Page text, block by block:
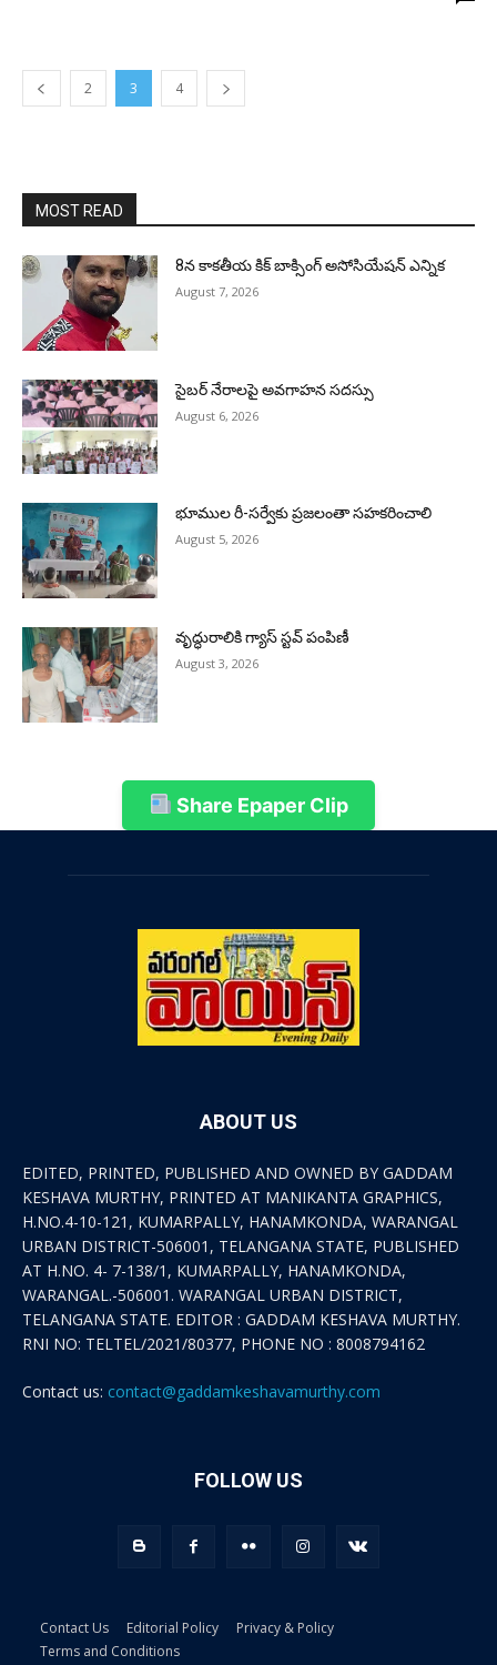
2 3 4
MOST READ
8న కాకతీయ కిక్ బాక్సింగ్ అసోసియేషన్ ఎన్నిక
August 7, 2026
సైబర్ నేరాలపై అవగాహన సదస్సు
August 6, 2026
భూముల రీ-సర్వేకు ప్రజలంతా సహకరించాలి
August 5, 2026
వృద్ధురాలికి గ్యాస్ స్టవ్ పంపిణీ
August 3, 2026
Share Epaper Clip
ABOUT US
EDITED, PRINTED, PUBLISHED AND OWNED BY GADDAM
KESHAVA MURTHY, PRINTED AT MANIKANTA GRAPHICS,
H.NO.4-10-121, KUMARPALLY, HANAMKONDA, WARANGAL
URBAN DISTRICT-506001, TELANGANA STATE, PUBLISHED
AT H.NO. 4- 7-138/1, KUMARPALLY, HANAMKONDA,
WARANGAL.-506001. WARANGAL URBAN DISTRICT,
TELANGANA STATE. EDITOR : GADDAM KESHAVA MURTHY.
RNI NO: TELTEL/2021/80377, PHONE NO : 8008794162
Contact us: contact@gaddamkeshavamurthy.com
FOLLOW US
Contact Us Editorial Policy
Privacy & Policy
Terms and Conditions